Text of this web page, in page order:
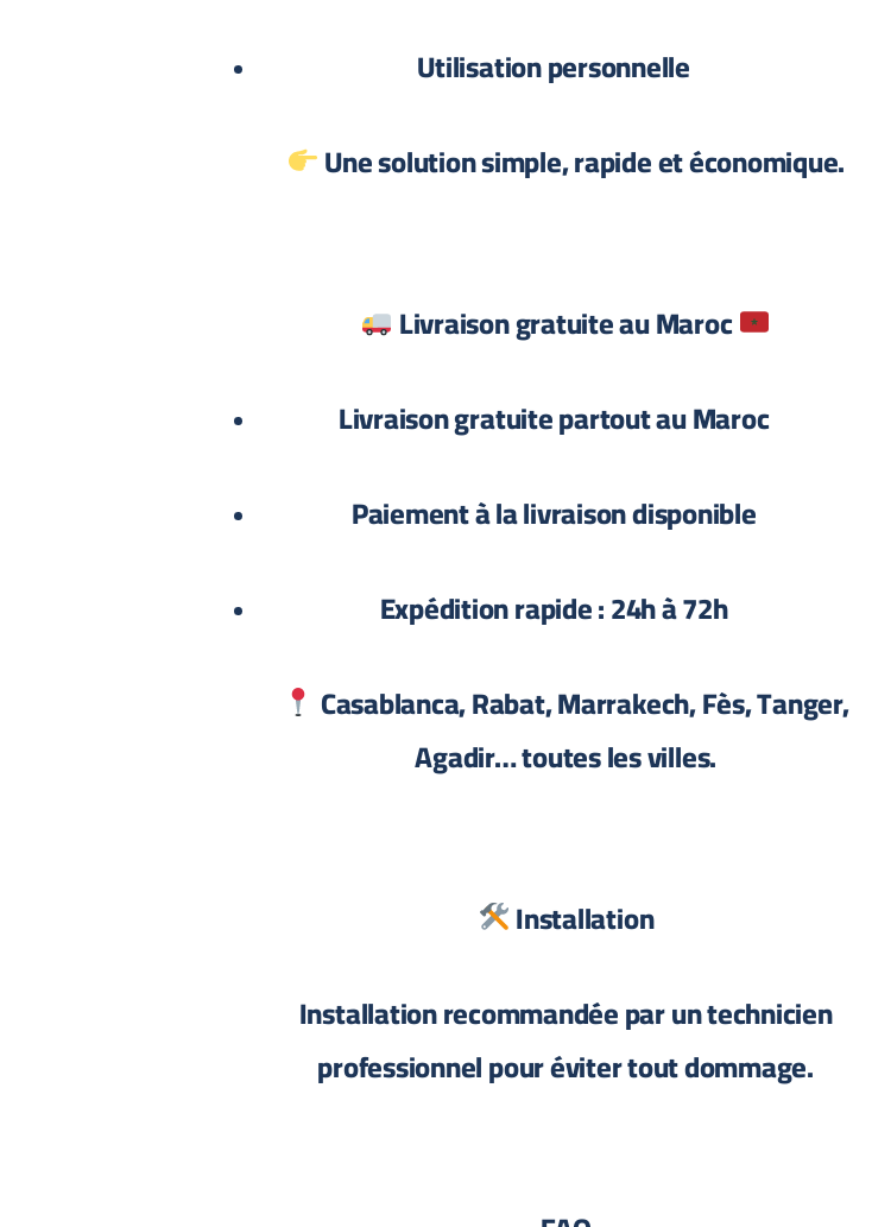
Utilisation personnelle
Une solution simple, rapide et économique.
Livraison gratuite au Maroc
Livraison gratuite partout au Maroc
Paiement à la livraison disponible
Expédition rapide : 24h à 72h
Casablanca, Rabat, Marrakech, Fès, Tanger,
Agadir… toutes les villes.
Installation
Installation recommandée par un technicien
professionnel pour éviter tout dommage.